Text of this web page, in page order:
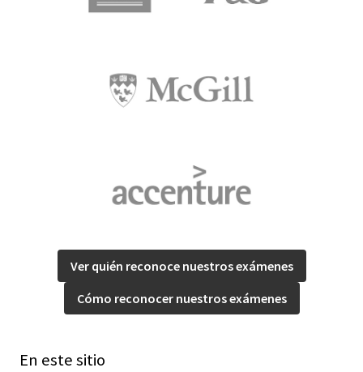
Ver quién reconoce nuestros exámenes
Cómo reconocer nuestros exámenes
En este sitio